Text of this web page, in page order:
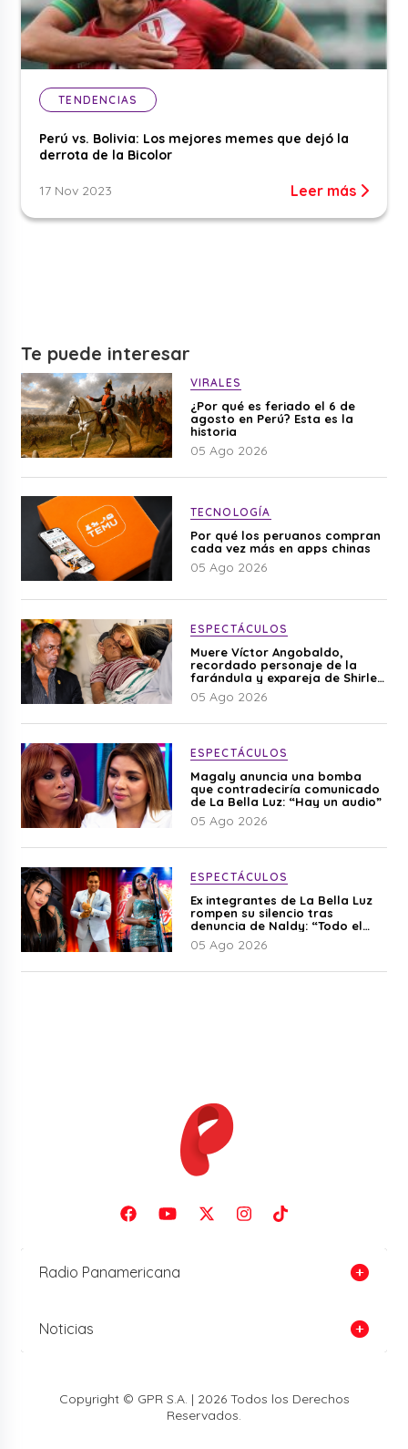
TENDENCIAS
Perú vs. Bolivia: Los mejores memes que dejó la
derrota de la Bicolor
17 Nov 2023 Leer más
Te puede interesar
VIRALES
¿Por qué es feriado el 6 de
agosto en Perú? Esta es la
historia
05 Ago 2026
TECNOLOGÍA
Por qué los peruanos compran
cada vez más en apps chinas
05 Ago 2026
ESPECTÁCULOS
Muere Víctor Angobaldo,
recordado personaje de la
farándula y expareja de Shirley
Cherres
05 Ago 2026
ESPECTÁCULOS
Magaly anuncia una bomba
que contradeciría comunicado
de La Bella Luz: “Hay un audio”
05 Ago 2026
ESPECTÁCULOS
Ex integrantes de La Bella Luz
rompen su silencio tras
denuncia de Naldy: “Todo el
mundo lo sabía”
05 Ago 2026
Radio Panamericana
Noticias
Copyright © GPR S.A. | 2026 Todos los Derechos
Reservados.